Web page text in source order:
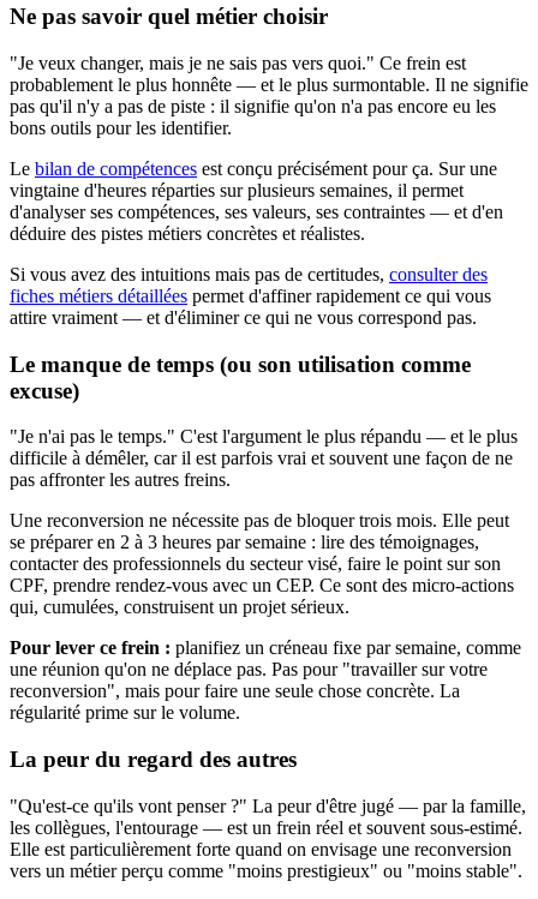
Ne pas savoir quel métier choisir
"Je veux changer, mais je ne sais pas vers quoi." Ce frein est
probablement le plus honnête — et le plus surmontable. Il ne signifie
pas qu'il n'y a pas de piste : il signifie qu'on n'a pas encore eu les
bons outils pour les identifier.
Le bilan de compétences est conçu précisément pour ça. Sur une
vingtaine d'heures réparties sur plusieurs semaines, il permet
d'analyser ses compétences, ses valeurs, ses contraintes — et d'en
déduire des pistes métiers concrètes et réalistes.
Si vous avez des intuitions mais pas de certitudes, consulter des
fiches métiers détaillées permet d'affiner rapidement ce qui vous
attire vraiment — et d'éliminer ce qui ne vous correspond pas.
Le manque de temps (ou son utilisation comme
excuse)
"Je n'ai pas le temps." C'est l'argument le plus répandu — et le plus
difficile à démêler, car il est parfois vrai et souvent une façon de ne
pas affronter les autres freins.
Une reconversion ne nécessite pas de bloquer trois mois. Elle peut
se préparer en 2 à 3 heures par semaine : lire des témoignages,
contacter des professionnels du secteur visé, faire le point sur son
CPF, prendre rendez-vous avec un CEP. Ce sont des micro-actions
qui, cumulées, construisent un projet sérieux.
Pour lever ce frein : planifiez un créneau fixe par semaine, comme
une réunion qu'on ne déplace pas. Pas pour "travailler sur votre
reconversion", mais pour faire une seule chose concrète. La
régularité prime sur le volume.
La peur du regard des autres
"Qu'est-ce qu'ils vont penser ?" La peur d'être jugé — par la famille,
les collègues, l'entourage — est un frein réel et souvent sous-estimé.
Elle est particulièrement forte quand on envisage une reconversion
vers un métier perçu comme "moins prestigieux" ou "moins stable".